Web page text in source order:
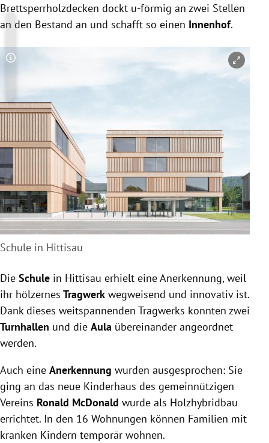
Brettsperrholzdecken dockt u-förmig an zwei Stellen
an den Bestand an und schafft so einen Innenhof.
Copyright-Hinweis öffnen/schließen
Schule in Hittisau
Die Schule in Hittisau erhielt eine Anerkennung, weil
ihr hölzernes Tragwerk wegweisend und innovativ ist.
Dank dieses weitspannenden Tragwerks konnten zwei
Turnhallen und die Aula übereinander angeordnet
werden.
Auch eine Anerkennung wurden ausgesprochen: Sie
ging an das neue Kinderhaus des gemeinnützigen
Vereins Ronald McDonald wurde als Holzhybridbau
errichtet. In den 16 Wohnungen können Familien mit
kranken Kindern temporär wohnen.